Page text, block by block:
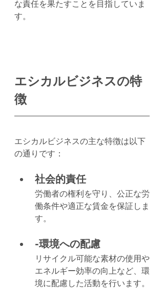
な責任を果たすことを目指していま
す。
エシカルビジネスの特
徴
エシカルビジネスの主な特徴は以下
の通りです：
社会的責任
労働者の権利を守り、公正な労
働条件や適正な賃金を保証しま
す。
-環境への配慮
リサイクル可能な素材の使用や
エネルギー効率の向上など、環
境に配慮した活動を行います。